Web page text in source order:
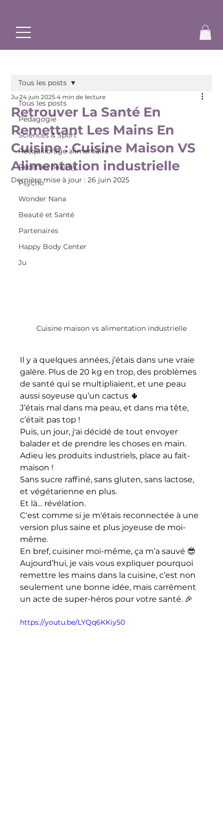
Tous les posts
Pédagogie
Sciences & Sport
Rééquilibrage alimentaire
Recettes healthy
Psycho
Wonder Nana
Beauté et Santé
Partenaires
Happy Body Center
Ju
Tous les posts
Retrouver La Santé En
Remettant Les Mains En
Cuisine : Cuisine Maison VS
Alimentation industrielle
Ju 24 juin 2025 4 min de lecture
Dernière mise à jour :26 juin 2025
Cuisine maison vs alimentation industrielle
Il y a quelques années, j’étais dans une vraie
galère. Plus de 20 kg en trop, des problèmes
de santé qui se multipliaient, et une peau
aussi soyeuse qu’un cactus 🌵
J’étais mal dans ma peau, et dans ma tête,
c’était pas top !
Puis, un jour, j'ai décidé de tout envoyer
balader et de prendre les choses en main.
Adieu les produits industriels, place au fait-
maison !
Sans sucre raffiné, sans gluten, sans lactose,
et végétarienne en plus.
Et là… révélation.
C'est comme si je m'étais reconnectée à une
version plus saine et plus joyeuse de moi-
même.
En bref, cuisiner moi-même, ça m’a sauvé 😎
Aujourd’hui, je vais vous expliquer pourquoi
remettre les mains dans la cuisine, c’est non
seulement une bonne idée, mais carrément
un acte de super-héros pour votre santé. 🎉
https://youtu.be/LYQq6KKiy50